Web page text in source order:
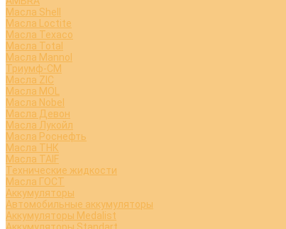
Масла Shell
Масла Loctite
Масла Texaco
Масла Total
Масла Mannol
Триумф-СМ
Масла ZIC
Масла MOL
Масла Nobel
Масла Девон
Масла Лукойл
Масла Роснефть
Масла ТНК
Масла TAIF
Технические жидкости
Масла ГОСТ
Аккумуляторы
Автомобильные аккумуляторы
Аккумуляторы Medalist